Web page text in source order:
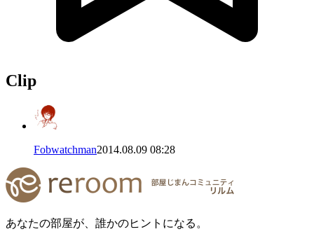
Clip
Fobwatchman2014.08.09 08:28
あなたの部屋が、誰かのヒントになる。